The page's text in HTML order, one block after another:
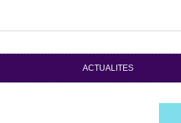
ACTUALITES